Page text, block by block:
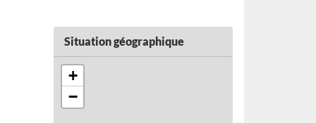
Situation géographique
+
−